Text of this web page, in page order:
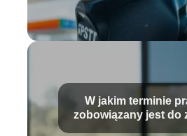
W jakim terminie
zobowiązany jest do